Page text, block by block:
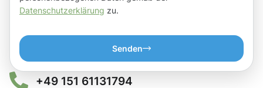
Datenschutzerklärung zu.
Senden
+49 151 61131794